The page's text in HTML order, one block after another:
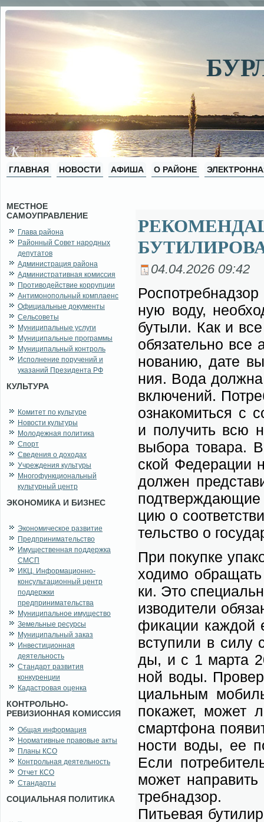
ГЛАВНАЯ НОВОСТИ АФИША О РАЙОНЕ
МЕСТНОЕ
САМОУПРАВЛЕНИЕ
Глава района
Районный Совет народных
депутатов
Администрация района
Административная комиссия
Противодействие коррупции
Антимонопольный комплаенс
Официальные документы
Сельсоветы
Муниципальные услуги
Муниципальные программы
Муниципальный контроль
Исполнение поручений и
указаний Президента РФ
КУЛЬТУРА
Комитет по культуре
Новости культуры
Молодежная политика
Спорт
Сведения о доходах
Учреждения культуры
Многофункциональный
культурный центр
ЭКОНОМИКА И БИЗНЕС
Экономическое развитие
Предпринимательство
Имущественная поддержка
СМСП
ИКЦ. Информационно-
консультационный центр
поддержки
предпринимательства
Муниципальное имущество
Земельные ресурсы
Муниципальный заказ
Инвестиционная
деятельность
Стандарт развития
конкуренции
Кадастровая оценка
КОНТРОЛЬНО-
РЕВИЗИОННАЯ КОМИССИЯ
Общая информация
Нормативные правовые акты
Планы КСО
Контрольная деятельность
Отчет КСО
Стандарты
СОЦИАЛЬНАЯ ПОЛИТИКА
04.04.2026 09:42
ную во­ду,
бу­ты­ли. Как и
обя­за­тель­но
но­ва­нию, да­те
ния. Во­да долж­на
вклю­че­ний.
озна­ко­мить­ся с
и по­лу­чить всю
вы­бо­ра то­ва­ра.
ской Фе­де­ра­ции
дол­жен
под­твер­жда­ю­щие
цию о
тель­ство о
При по­куп­ке
хо­ди­мо
ки. Это
из­во­ди­те­ли
фи­ка­ции каж­дой
всту­пи­ли в си­лу
ды, и с 1 мар­та
ной во­ды.
ци­аль­ным
по­ка­жет, мо­жет
смарт­фо­на
но­сти во­ды, ее
Ес­ли
мо­жет
треб­над­зор.
Пи­тье­вая